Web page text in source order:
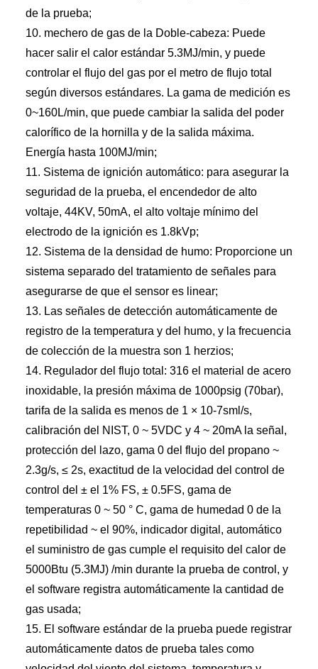
de la prueba;
10. mechero de gas de la Doble-cabeza: Puede
hacer salir el calor estándar 5.3MJ/min, y puede
controlar el flujo del gas por el metro de flujo total
según diversos estándares. La gama de medición es
0~160L/min, que puede cambiar la salida del poder
calorífico de la hornilla y de la salida máxima.
Energía hasta 100MJ/min;
11. Sistema de ignición automático: para asegurar la
seguridad de la prueba, el encendedor de alto
voltaje, 44KV, 50mA, el alto voltaje mínimo del
electrodo de la ignición es 1.8kVp;
12. Sistema de la densidad de humo: Proporcione un
sistema separado del tratamiento de señales para
asegurarse de que el sensor es linear;
13. Las señales de detección automáticamente de
registro de la temperatura y del humo, y la frecuencia
de colección de la muestra son 1 herzios;
14. Regulador del flujo total: 316 el material de acero
inoxidable, la presión máxima de 1000psig (70bar),
tarifa de la salida es menos de 1 × 10-7sml/s,
calibración del NIST, 0 ~ 5VDC y 4 ~ 20mA la señal,
protección del lazo, gama 0 del flujo del propano ~
2.3g/s, ≤ 2s, exactitud de la velocidad del control de
control del ± el 1% FS, ± 0.5FS, gama de
temperaturas 0 ~ 50 ° C, gama de humedad 0 de la
repetibilidad ~ el 90%, indicador digital, automático
el suministro de gas cumple el requisito del calor de
5000Btu (5.3MJ) /min durante la prueba de control, y
el software registra automáticamente la cantidad de
gas usada;
15. El software estándar de la prueba puede registrar
automáticamente datos de prueba tales como